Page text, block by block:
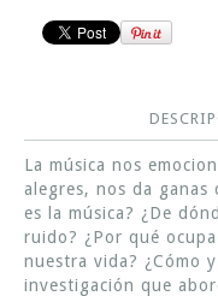
La música nos
alegres, nos da
es la música? ¿De
ruido? ¿Por qué
nuestra vida? ¿Cómo
investigación que